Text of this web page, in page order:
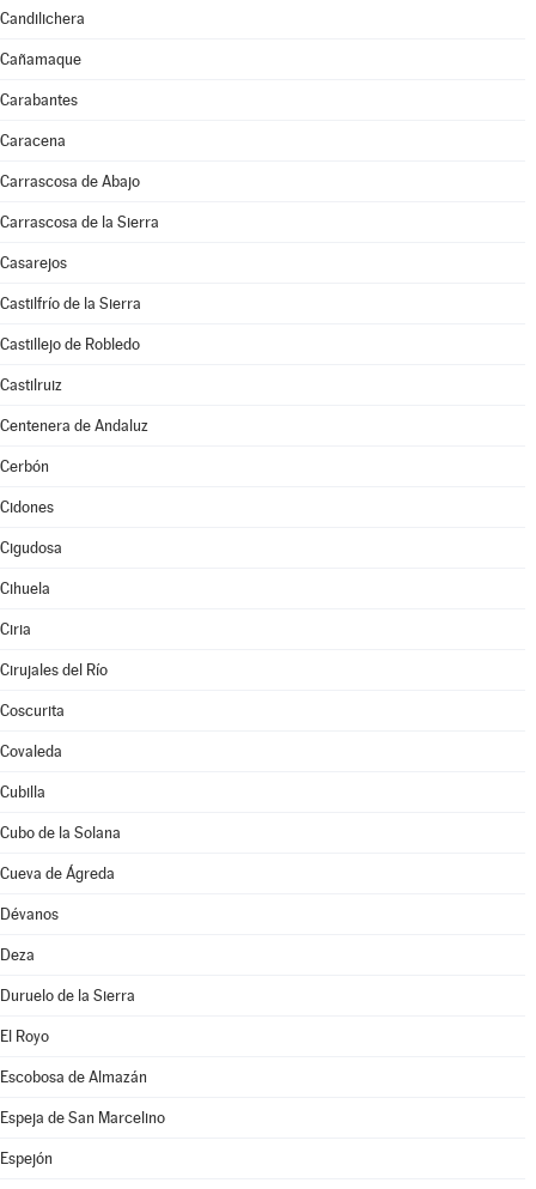
Candilichera
Cañamaque
Carabantes
Caracena
Carrascosa de Abajo
Carrascosa de la Sierra
Casarejos
Castilfrío de la Sierra
Castillejo de Robledo
Castilruiz
Centenera de Andaluz
Cerbón
Cidones
Cigudosa
Cihuela
Ciria
Cirujales del Río
Coscurita
Covaleda
Cubilla
Cubo de la Solana
Cueva de Ágreda
Dévanos
Deza
Duruelo de la Sierra
El Royo
Escobosa de Almazán
Espeja de San Marcelino
Espejón